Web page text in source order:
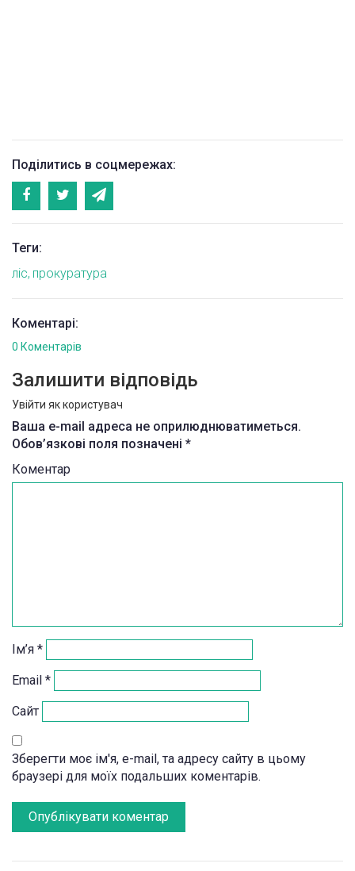
Поділитись в соцмережах:
Теги:
ліс прокуратура
Коментарі:
0 Коментарів
Залишити відповідь
Увійти як користувач
Ваша e-mail адреса не оприлюднюватиметься.
Обов’язкові поля позначені *
Коментар
Ім’я *
Email *
Сайт
Зберегти моє ім'я, e-mail, та адресу сайту в цьому
браузері для моїх подальших коментарів.